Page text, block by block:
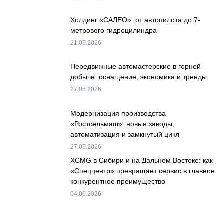
Холдинг «САЛЕО»: от автопилота до 7-
метрового гидроцилиндра
21.05.2026
Передвижные автомастерские в горной
добыче: оснащение, экономика и тренды
27.05.2026
Модернизация производства
«Ростсельмаш»: новые заводы,
автоматизация и замкнутый цикл
27.05.2026
XCMG в Сибири и на Дальнем Востоке: как
«Спеццентр» превращает сервис в главное
конкурентное преимущество
04.06.2026